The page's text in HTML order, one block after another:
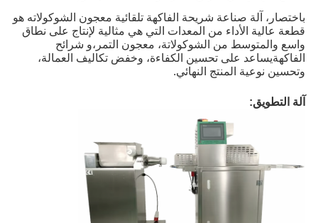
باختصار، آلة صناعة شريحة الفاكهة تلقائية معجون الشوكولاته هو
قطعة عالية الأداء من المعدات التي هي مثالية لإنتاج على نطاق
واسع والمتوسط من الشوكولاتة، معجون التمر،و شرائح
الفاكهةيساعد على تحسين الكفاءة، وخفض تكاليف العمالة،
وتحسين نوعية المنتج النهائي.
آلة التطويق: